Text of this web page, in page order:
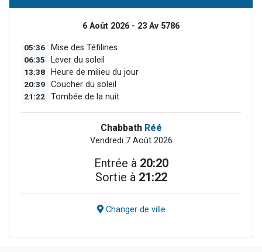
6 Août 2026 - 23 Av 5786
05:36 Mise des Téfilines
06:35 Lever du soleil
13:38 Heure de milieu du jour
20:39 Coucher du soleil
21:22 Tombée de la nuit
Chabbath Réé
Vendredi 7 Août 2026
Entrée à 20:20
Sortie à 21:22
Changer de ville